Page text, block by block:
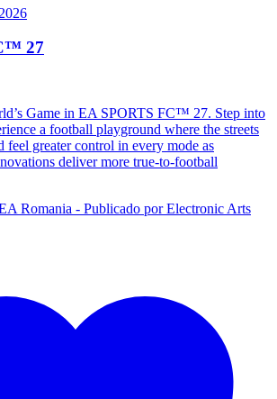
27
Game in EA SPORTS FC™ 27. Step into
a football playground where the streets
feel greater control in every mode as
deliver more true-to-football
Romania - Publicado por Electronic Arts